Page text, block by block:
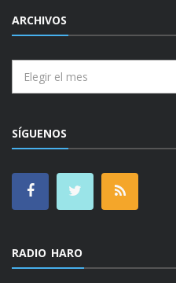
ARCHIVOS
SÍGUENOS
RADIO HARO